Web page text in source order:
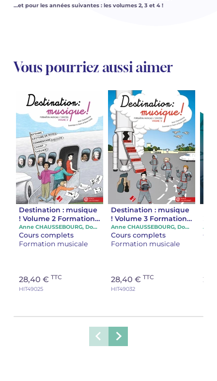
...et pour les années suivantes : les volumes 2, 3 et 4 !
Vous pourriez aussi aimer
Destination : musique
! Volume 2 Formation
musicale, solfège
Anne CHAUSSEBOURG, Dominique LE GUERN, Bruno GARLEJ
Cours complets
Formation musicale
28,40 € TTC
HIT49025
Destination : musique
! Volume 3 Formation
musicale, solfège
Anne CHAUSSEBOURG, Dominique LE GUERN, Bruno GARLEJ
Cours complets
Formation musicale
28,40 € TTC
HIT49032